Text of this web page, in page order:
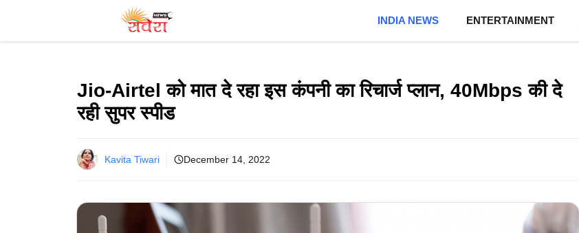
content
INDIA NEWS ENTERTAINMENT
Jio-Airtel को मात दे रहा इस कंपनी का रिचार्ज प्लान, 40Mbps की दे
रही सुपर स्पीड
Kavita Tiwari December 14, 2022